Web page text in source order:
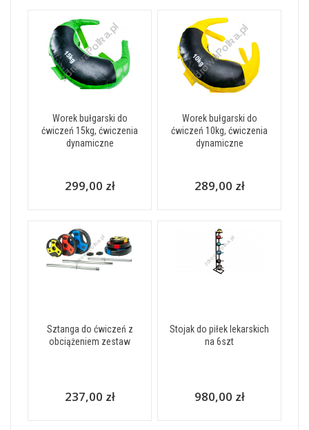
Worek bułgarski do
ćwiczeń 15kg, ćwiczenia
dynamiczne
299,00 zł
Worek bułgarski do
ćwiczeń 10kg, ćwiczenia
dynamiczne
289,00 zł
Sztanga do ćwiczeń z
obciążeniem zestaw
237,00 zł
Stojak do piłek lekarskich
na 6szt
980,00 zł